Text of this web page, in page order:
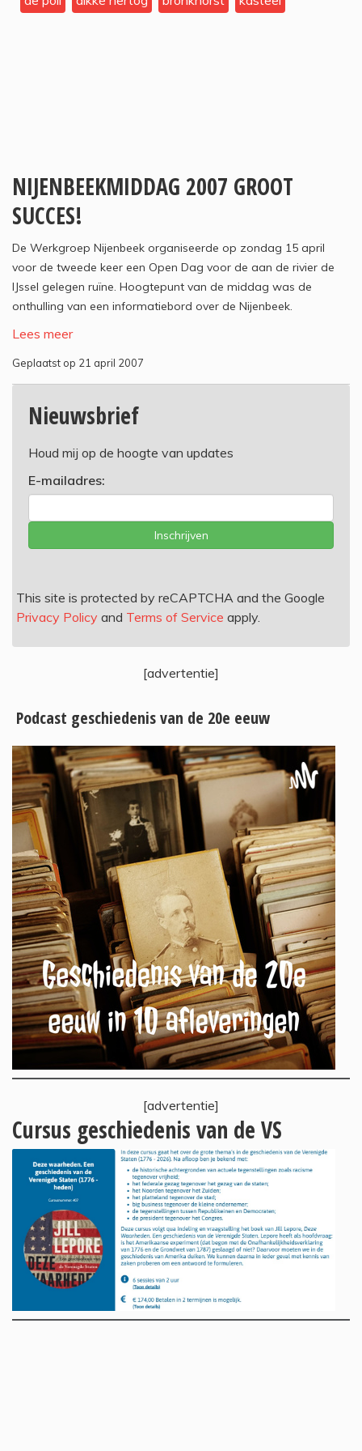
NIJENBEEKMIDDAG 2007 GROOT
SUCCES!
De Werkgroep Nijenbeek organiseerde op zondag 15 april
voor de tweede keer een Open Dag voor de aan de rivier de
IJssel gelegen ruïne. Hoogtepunt van de middag was de
onthulling van een informatiebord over de Nijenbeek.
Lees meer
Geplaatst op 21 april 2007
Nieuwsbrief
Houd mij op de hoogte van updates
E-mailadres:
Inschrijven
This site is protected by reCAPTCHA and the Google
Privacy Policy and Terms of Service apply.
[advertentie]
Podcast geschiedenis van de 20e eeuw
[advertentie]
Cursus geschiedenis van de VS